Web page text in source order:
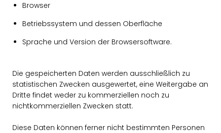
Browser
Betriebssystem und dessen Oberfläche
Sprache und Version der Browsersoftware.
Die gespeicherten Daten werden ausschließlich zu
statistischen Zwecken ausgewertet, eine Weitergabe an
Dritte findet weder zu kommerziellen noch zu
nichtkommerziellen Zwecken statt.
Diese Daten können ferner nicht bestimmten Personen